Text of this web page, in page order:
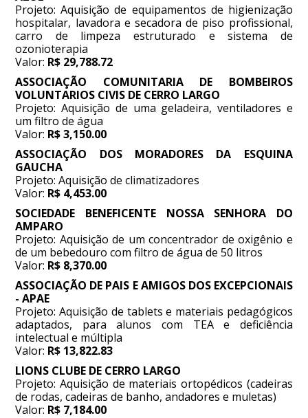
Projeto: Aquisição de equipamentos de higienização
hospitalar, lavadora e secadora de piso profissional,
carro de limpeza estruturado e sistema de
ozonioterapia
Valor: R$ 29,788.72
ASSOCIAÇÃO COMUNITARIA DE BOMBEIROS
VOLUNTARIOS CIVIS DE CERRO LARGO
Projeto: Aquisição de uma geladeira, ventiladores e
um filtro de água
Valor: R$ 3,150.00
ASSOCIAÇÃO DOS MORADORES DA ESQUINA
GAUCHA
Projeto: Aquisição de climatizadores
Valor: R$ 4,453.00
SOCIEDADE BENEFICENTE NOSSA SENHORA DO
AMPARO
Projeto: Aquisição de um concentrador de oxigênio e
de um bebedouro com filtro de água de 50 litros
Valor: R$ 8,370.00
ASSOCIAÇÃO DE PAIS E AMIGOS DOS EXCEPCIONAIS
- APAE
Projeto: Aquisição de tablets e materiais pedagógicos
adaptados, para alunos com TEA e deficiência
intelectual e múltipla
Valor: R$ 13,822.83
LIONS CLUBE DE CERRO LARGO
Projeto: Aquisição de materiais ortopédicos (cadeiras
de rodas, cadeiras de banho, andadores e muletas)
Valor: R$ 7,184.00